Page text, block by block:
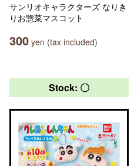
サンリオキャラクターズ なりき
りお惣菜マスコット
300 yen (tax included)
Stock: 〇